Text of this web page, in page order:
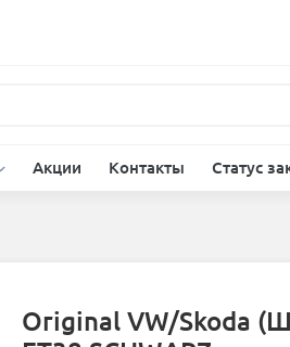
Акции Контакты Статус
Original VW/Skoda